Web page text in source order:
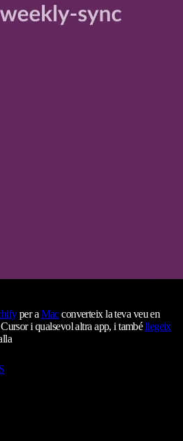
per a Macconverteix la teva veu en
i qualsevol altra app, i tambéllegeix